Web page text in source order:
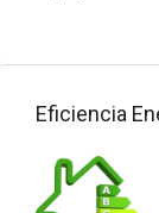
Eficiencia